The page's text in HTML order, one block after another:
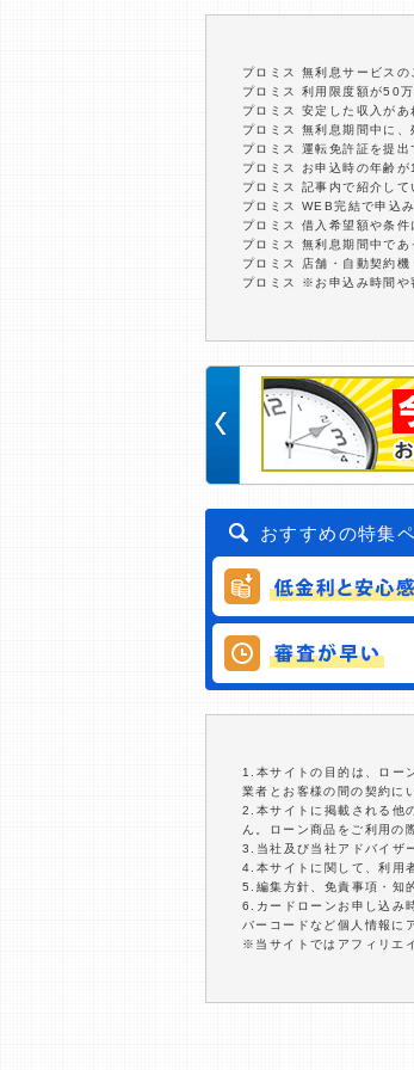
プロミス 無利息サービス
プロミス 利用限度額が50
プロミス 安定した収入が
プロミス 無利息期間中に、
プロミス 運転免許証を提
プロミス お申込時の年齢
プロミス 記事内で紹介し
プロミス WEB完結で申込
プロミス 借入希望額や条
プロミス 無利息期間中で
プロミス 店舗・自動契約
プロミス ※お申込み時間や
おすすめの特集
1.本サイトの目的は、ロー
業者とお客様の間の契約に
2.本サイトに掲載される他
ん。ローン商品をご利用の
3.当社及び当社アドバイザ
4.本サイトに関して、利用
5.編集方針、免責事項・知
6.カードローンお申し込み
バーコードなど個人情報に
※当サイトではアフィリエ